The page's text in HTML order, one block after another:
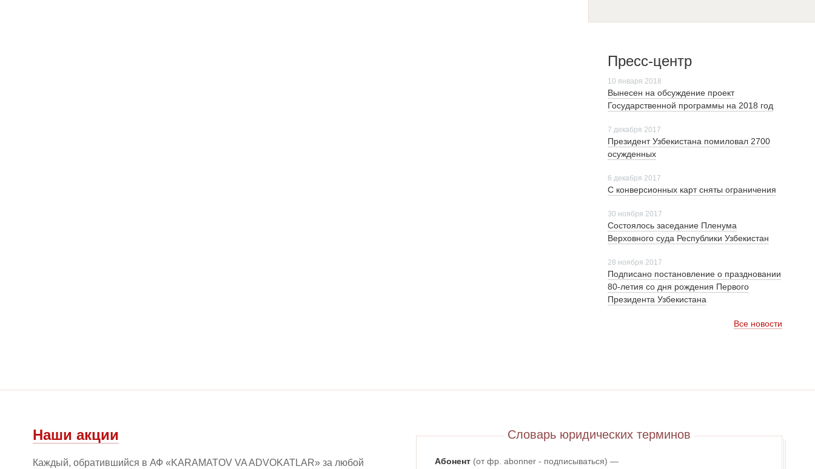
Пресс-центр
10 января 2018
Вынесен на обсуждение проект
Государственной программы на 2018 год
7 декабря 2017
Президент Узбекистана помиловал 2700
осужденных
6 декабря 2017
С конверсионных карт сняты ограничения
30 ноября 2017
Cостоялось заседание Пленума
Верховного суда Республики Узбекистан
28 ноября 2017
Подписано постановление о праздновании
80-летия со дня рождения Первого
Президента Узбекистана
Все новости
Наши акции
Каждый, обратившийся в АФ «KARAMATOV VA ADVOKATLAR» за любой
Словарь юридических терминов
Абонент (от фр. abonner - подписываться) —